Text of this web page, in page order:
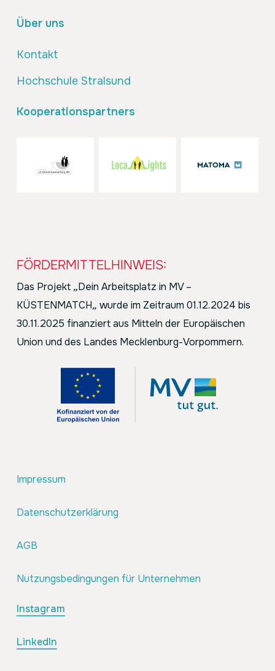
Über uns
Kontakt
Hochschule Stralsund
Kooperationspartners
FÖRDERMITTELHINWEIS:
Das Projekt „Dein Arbeitsplatz in MV –
KÜSTENMATCH„ wurde im Zeitraum 01.12.2024 bis
30.11.2025 finanziert aus Mitteln der Europäischen
Union und des Landes Mecklenburg-Vorpommern.
Impressum
Datenschutzerklärung
AGB
Nutzungsbedingungen für Unternehmen
Instagram
LinkedIn